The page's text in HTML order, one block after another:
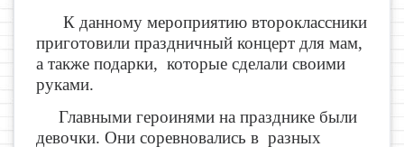
К данному мероприятию второклассники
приготовили праздничный концерт для мам,
а также подарки, которые сделали своими
руками.
Главными героинями на празднике были
девочки. Они соревновались в разных